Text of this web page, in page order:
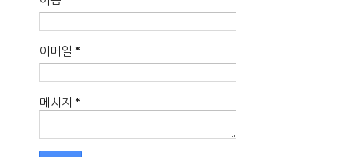
이메일 *
메시지 *